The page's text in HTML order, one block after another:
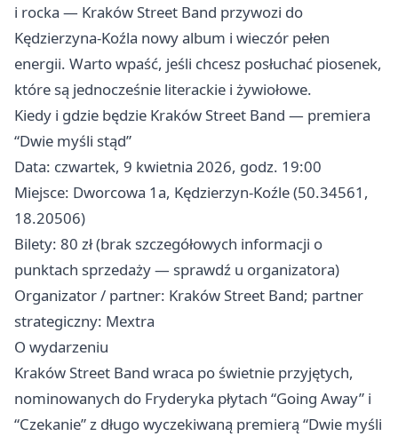
i rocka — Kraków Street Band przywozi do
Kędzierzyna-Koźla nowy album i wieczór pełen
energii. Warto wpaść, jeśli chcesz posłuchać piosenek,
które są jednocześnie literackie i żywiołowe.
Kiedy i gdzie będzie Kraków Street Band — premiera
“Dwie myśli stąd”
Data: czwartek, 9 kwietnia 2026, godz. 19:00
Miejsce: Dworcowa 1a, Kędzierzyn-Koźle (50.34561,
18.20506)
Bilety: 80 zł (brak szczegółowych informacji o
punktach sprzedaży — sprawdź u organizatora)
Organizator / partner: Kraków Street Band; partner
strategiczny: Mextra
O wydarzeniu
Kraków Street Band wraca po świetnie przyjętych,
nominowanych do Fryderyka płytach “Going Away” i
“Czekanie” z długo wyczekiwaną premierą “Dwie myśli